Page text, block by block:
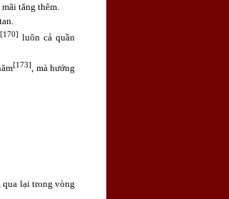
tăng thêm.
[170] luôn cả quần
[173], mà hướng
qua lại trong vòng